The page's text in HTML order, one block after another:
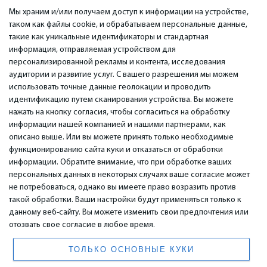
Мы храним и/или получаем доступ к информации на устройстве,
таком как файлы cookie, и обрабатываем персональные данные,
такие как уникальные идентификаторы и стандартная
информация, отправляемая устройством для
персонализированной рекламы и контента, исследования
аудитории и развитие услуг. С вашего разрешения мы можем
использовать точные данные геолокации и проводить
идентификацию путем сканирования устройства. Вы можете
нажать на кнопку согласия, чтобы согласиться на обработку
информации нашей компанией и нашими партнерами, как
описано выше. Или вы можете принять только необходимые
функционированию сайта куки и отказаться от обработки
информации. Обратите внимание, что при обработке ваших
персональных данных в некоторых случаях ваше согласие может
не потребоваться, однако вы имеете право возразить против
такой обработки. Ваши настройки будут применяться только к
данному веб-сайту. Вы можете изменить свои предпочтения или
отозвать свое согласие в любое время.
ТОЛЬКО ОСНОВНЫЕ КУКИ
ВАЖНОЕ
Сервисные центры
Гарантия
Условия использования
Политика
конфиденциальности
Контакты
Дистанционный договор
КОНТАКТЫ
Тел. +371 67296734
Моб. +371 27725222
WhatsApp +371 27725222
Краста 89, Рига, Латвия
© 2026 All Rights Reserved.
www.bm.market
High Yield System LP
196 Rose Street, Suite 3, Edinburgh, EH2 4AT, Scotland, United Kingdom